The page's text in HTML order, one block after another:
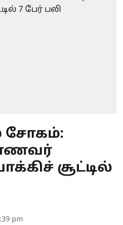
சோகம்:
சூட்டில்
pm